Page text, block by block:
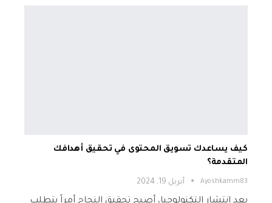
كيف يساعدك تسويق المحتوى في تحقيق أهدافك
المتقدمة؟
Ayoshkamm83 أبريل 19, 2024